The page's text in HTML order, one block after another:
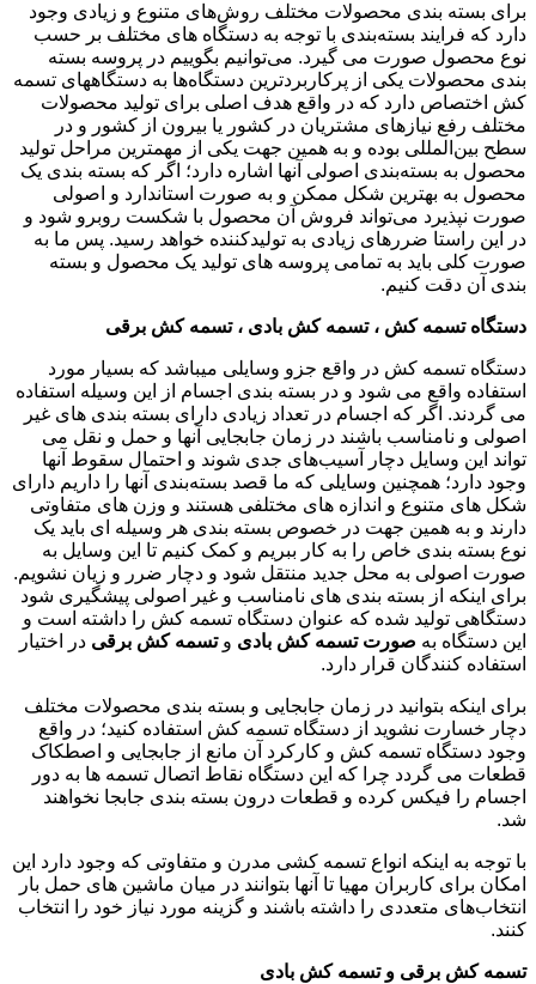
برای بسته بندی محصولات مختلف روش‌های متنوع و زیادی وجود
دارد که فرایند بسته‌بندی با توجه به دستگاه های مختلف بر حسب
نوع محصول صورت می گیرد. می‌توانیم بگوییم در پروسه بسته
بندی محصولات یکی از پرکاربردترین دستگاه‌ها به دستگاههای تسمه
کش اختصاص دارد که در واقع هدف اصلی برای تولید محصولات
مختلف رفع نیازهای مشتریان در کشور یا بیرون از کشور و در
سطح بین‌المللی بوده و به همین جهت یکی از مهمترین مراحل تولید
محصول به بسته‌بندی اصولی آنها اشاره دارد؛ اگر که بسته بندی یک
محصول به بهترین شکل ممکن و به صورت استاندارد و اصولی
صورت نپذیرد می‌تواند فروش آن محصول با شکست روبرو شود و
در این راستا ضررهای زیادی به تولیدکننده خواهد رسید. پس ما به
صورت کلی باید به تمامی پروسه های تولید یک محصول و بسته
بندی آن دقت کنیم.
دستگاه تسمه کش ، تسمه کش بادی ، تسمه کش برقی
دستگاه تسمه کش در واقع جزو وسایلی میباشد که بسیار مورد
استفاده واقع می شود و در بسته بندی اجسام از این وسیله استفاده
می گردند. اگر که اجسام در تعداد زیادی دارای بسته بندی های غیر
اصولی و نامناسب باشند در زمان جابجایی آنها و حمل و نقل می
تواند این وسایل دچار آسیب‌های جدی شوند و احتمال سقوط آنها
وجود دارد؛ همچنین وسایلی که ما قصد بسته‌بندی آنها را داریم دارای
شکل های متنوع و اندازه های مختلفی هستند و وزن های متفاوتی
دارند و به همین جهت در خصوص بسته بندی هر وسیله ای باید یک
نوع بسته بندی خاص را به کار ببریم و کمک کنیم تا این وسایل به
صورت اصولی به محل جدید منتقل شود و دچار ضرر و زیان نشویم.
برای اینکه از بسته بندی های نامناسب و غیر اصولی پیشگیری شود
دستگاهی تولید شده که عنوان دستگاه تسمه کش را داشته است و
این دستگاه به صورت تسمه کش بادی وتسمه کش برقی در اختیار
استفاده کنندگان قرار دارد.
برای اینکه بتوانید در زمان جابجایی و بسته بندی محصولات مختلف
دچار خسارت نشوید از دستگاه تسمه کش استفاده کنید؛ در واقع
وجود دستگاه تسمه کش و کارکرد آن مانع از جابجایی و اصطکاک
قطعات می گردد چرا که این دستگاه نقاط اتصال تسمه ها به دور
اجسام را فیکس کرده و قطعات درون بسته بندی جابجا نخواهند
شد.
با توجه به اینکه انواع تسمه کشی مدرن و متفاوتی که وجود دارد این
امکان برای کاربران مهیا تا آنها بتوانند در میان ماشین های حمل بار
انتخاب‌های متعددی را داشته باشند و گزینه مورد نیاز خود را انتخاب
کنند.
تسمه کش برقی و تسمه کش بادی